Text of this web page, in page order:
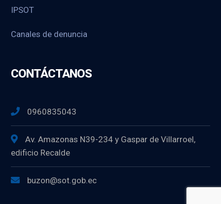
IPSOT
Canales de denuncia
CONTÁCTANOS
0960835043
Av. Amazonas N39-234 y Gaspar de Villarroel,
edificio Recalde
buzon@sot.gob.ec